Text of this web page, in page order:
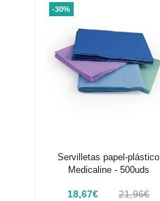
-30%
Añadir al carrito
Servilletas papel-plástico
Medicaline - 500uds
18,67€ 21,96€